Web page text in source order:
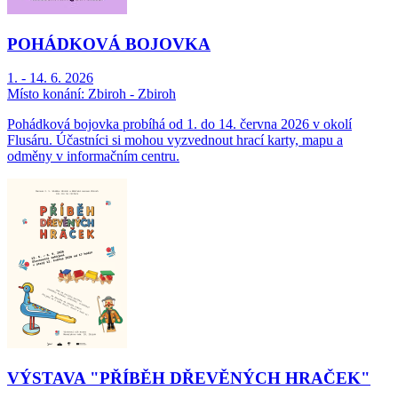
POHÁDKOVÁ BOJOVKA
1. - 14. 6. 2026
Místo konání: Zbiroh - Zbiroh
Pohádková bojovka probíhá od 1. do 14. června 2026 v okolí
Flusáru. Účastníci si mohou vyzvednout hrací karty, mapu a
odměny v informačním centru.
VÝSTAVA "PŘÍBĚH DŘEVĚNÝCH HRAČEK"